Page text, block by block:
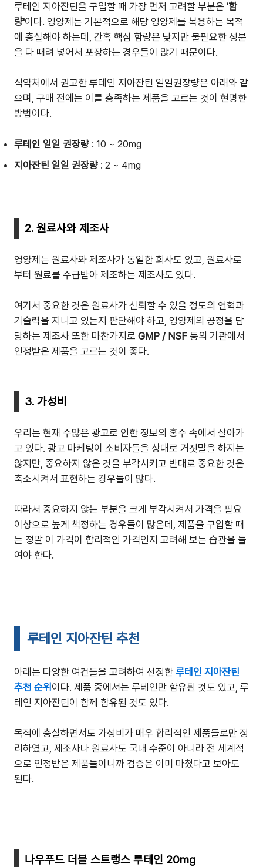
루테인 지아잔틴을 구입할 때 가장 먼저 고려할 부분은 '함
량'이다. 영양제는 기본적으로 해당 영양제를 복용하는 목적
에 충실해야 하는데, 간혹 핵심 함량은 낮지만 불필요한 성분
을 다 때려 넣어서 포장하는 경우들이 많기 때문이다.
식약처에서 권고한 루테인 지아잔틴 일일권장량은 아래와 같
으며, 구매 전에는 이를 충족하는 제품을 고르는 것이 현명한
방법이다.
루테인 일일 권장량 : 10 ~ 20mg
지아잔틴 일일 권장량 : 2 ~ 4mg
2. 원료사와 제조사
영양제는 원료사와 제조사가 동일한 회사도 있고, 원료사로
부터 원료를 수급받아 제조하는 제조사도 있다.
여기서 중요한 것은 원료사가 신뢰할 수 있을 정도의 연혁과
기술력을 지니고 있는지 판단해야 하고, 영양제의 공정을 담
당하는 제조사 또한 마찬가지로 GMP / NSF 등의 기관에서
인정받은 제품을 고르는 것이 좋다.
3. 가성비
우리는 현재 수많은 광고로 인한 정보의 홍수 속에서 살아가
고 있다. 광고 마케팅이 소비자들을 상대로 거짓말을 하지는
않지만, 중요하지 않은 것을 부각시키고 반대로 중요한 것은
축소시켜서 표현하는 경우들이 많다.
따라서 중요하지 않는 부분을 크게 부각시켜서 가격을 필요
이상으로 높게 책정하는 경우들이 많은데, 제품을 구입할 때
는 정말 이 가격이 합리적인 가격인지 고려해 보는 습관을 들
여야 한다.
루테인 지아잔틴 추천
아래는 다양한 여건들을 고려하여 선정한 루테인 지아잔틴
추천 순위 이다. 제품 중에서는 루테인만 함유된 것도 있고, 루
테인 지아잔틴이 함께 함유된 것도 있다.
목적에 충실하면서도 가성비가 매우 합리적인 제품들로만 정
리하였고, 제조사나 원료사도 국내 수준이 아니라 전 세계적
으로 인정받은 제품들이니까 검증은 이미 마쳤다고 보아도
된다.
나우푸드 더블 스트랭스 루테인 20mg